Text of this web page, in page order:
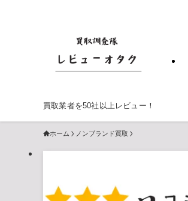
買取業者を50社以上レビュー！
ホーム ノンブランド買取